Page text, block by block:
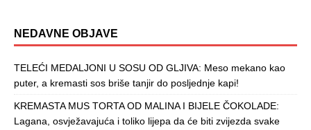
NEDAVNE OBJAVE
TELEĆI MEDALJONI U SOSU OD GLJIVA: Meso mekano kao
puter, a kremasti sos briše tanjir do posljednje kapi!
KREMASTA MUS TORTA OD MALINA I BIJELE ČOKOLADE:
Lagana, osvježavajuća i toliko lijepa da će biti zvijezda svake